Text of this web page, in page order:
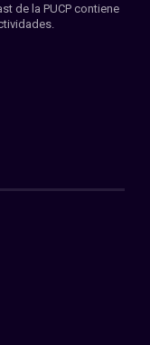
de la PUCP contiene